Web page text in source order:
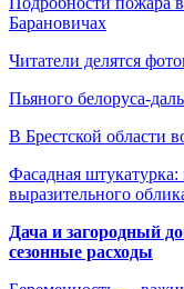
Барановичах
Читатели делятся
Пьяного белоруса-
В Брестской области
Фасадная
выразительного
Дача и загородный
сезонные расходы